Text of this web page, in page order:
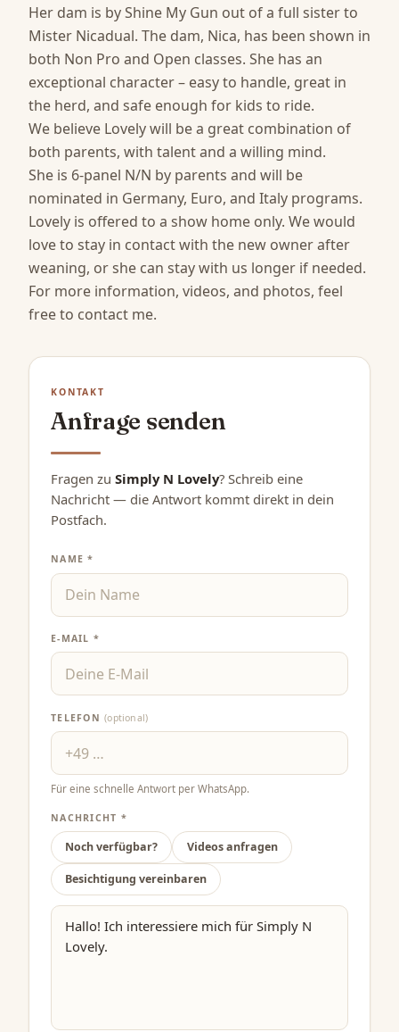
Her dam is by Shine My Gun out of a full sister to
Mister Nicadual. The dam, Nica, has been shown in
both Non Pro and Open classes. She has an
exceptional character – easy to handle, great in
the herd, and safe enough for kids to ride.
We believe Lovely will be a great combination of
both parents, with talent and a willing mind.
She is 6-panel N/N by parents and will be
nominated in Germany, Euro, and Italy programs.
Lovely is offered to a show home only. We would
love to stay in contact with the new owner after
weaning, or she can stay with us longer if needed.
For more information, videos, and photos, feel
free to contact me.
KONTAKT
Anfrage senden
Fragen zu Simply N Lovely? Schreib eine
Nachricht — die Antwort kommt direkt in dein
Postfach.
NAME *
E-MAIL *
TELEFON(optional)
Für eine schnelle Antwort per WhatsApp.
NACHRICHT *
Noch verfügbar? Videos anfragen
Besichtigung vereinbaren